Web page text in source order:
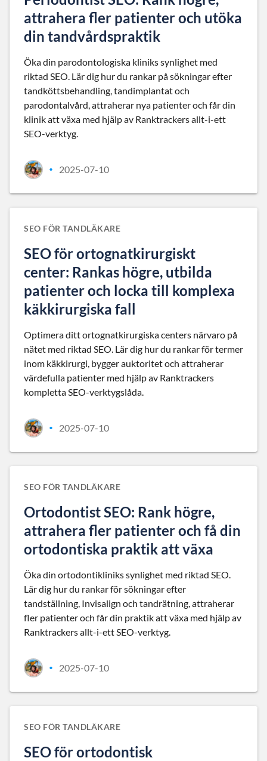
attrahera fler patienter och utöka
din tandvårdspraktik
Öka din parodontologiska kliniks synlighet med
riktad SEO. Lär dig hur du rankar på sökningar efter
tandköttsbehandling, tandimplantat och
parodontalvård, attraherar nya patienter och får din
klinik att växa med hjälp av Ranktrackers allt-i-ett
SEO-verktyg.
• 2025-07-10
SEO FÖR TANDLÄKARE
SEO för ortognatkirurgiskt
center: Rankas högre, utbilda
patienter och locka till komplexa
käkkirurgiska fall
Optimera ditt ortognatkirurgiska centers närvaro på
nätet med riktad SEO. Lär dig hur du rankar för termer
inom käkkirurgi, bygger auktoritet och attraherar
värdefulla patienter med hjälp av Ranktrackers
kompletta SEO-verktygslåda.
• 2025-07-10
SEO FÖR TANDLÄKARE
Ortodontist SEO: Rank högre,
attrahera fler patienter och få din
ortodontiska praktik att växa
Öka din ortodontikliniks synlighet med riktad SEO.
Lär dig hur du rankar för sökningar efter
tandställning, Invisalign och tandrätning, attraherar
fler patienter och får din praktik att växa med hjälp av
Ranktrackers allt-i-ett SEO-verktyg.
• 2025-07-10
SEO FÖR TANDLÄKARE
SEO för ortodontisk